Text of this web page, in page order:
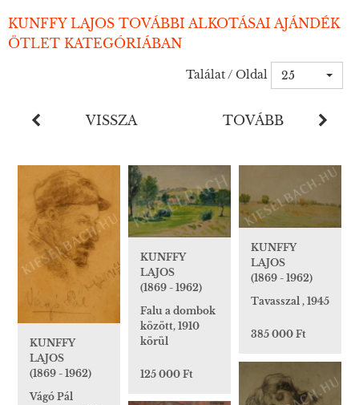
KUNFFY LAJOS TOVÁBBI ALKOTÁSAI AJÁNDÉK
ÖTLET KATEGÓRIÁBAN
Találat / Oldal 25
VISSZA TOVÁBB
KUNFFY
LAJOS
(1869 - 1962)
Vágó Pál
KUNFFY
LAJOS
(1869 - 1962)
Falu a dombok
között, 1910
körül
125 000 Ft
KUNFFY
LAJOS
(1869 - 1962)
Tavasszal , 1945
385 000 Ft